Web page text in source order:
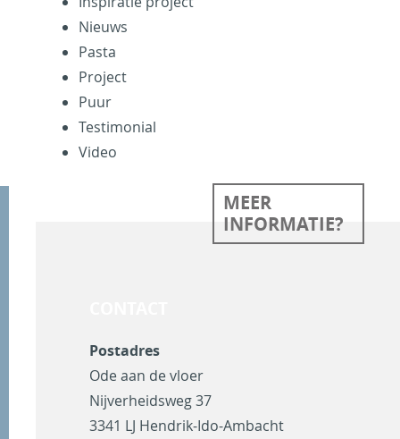
Nieuws
Pasta
Project
Puur
Testimonial
Video
MEER
INFORMATIE?
Postadres
Ode aan de vloer
Nijverheidsweg 37
3341 LJ Hendrik-Ido-Ambacht